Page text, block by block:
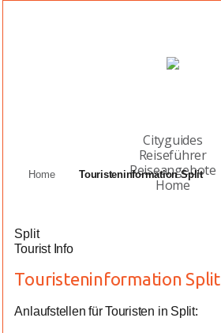
Cityguides
Reiseführer
Reiseangebote
Home
Home Touristeninformation Split
Split
Tourist Info
Touristeninformation Split
Anlaufstellen für Touristen in Split: